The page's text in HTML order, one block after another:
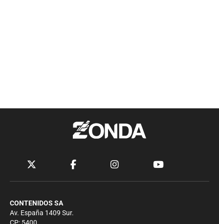
CONTENIDOS SA
Av. España 1409 Sur.